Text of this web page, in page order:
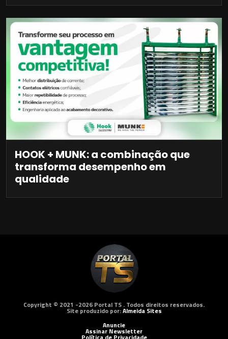
HOOK + MUNK: a combinação que
transforma desempenho em
qualidade
Copyright © 2021 -2026 Portal TS . Todos direitos reservados.
Site produzido por:Almeida Sites
Anuncie
Assinar Newsletter
Política de Privacidade